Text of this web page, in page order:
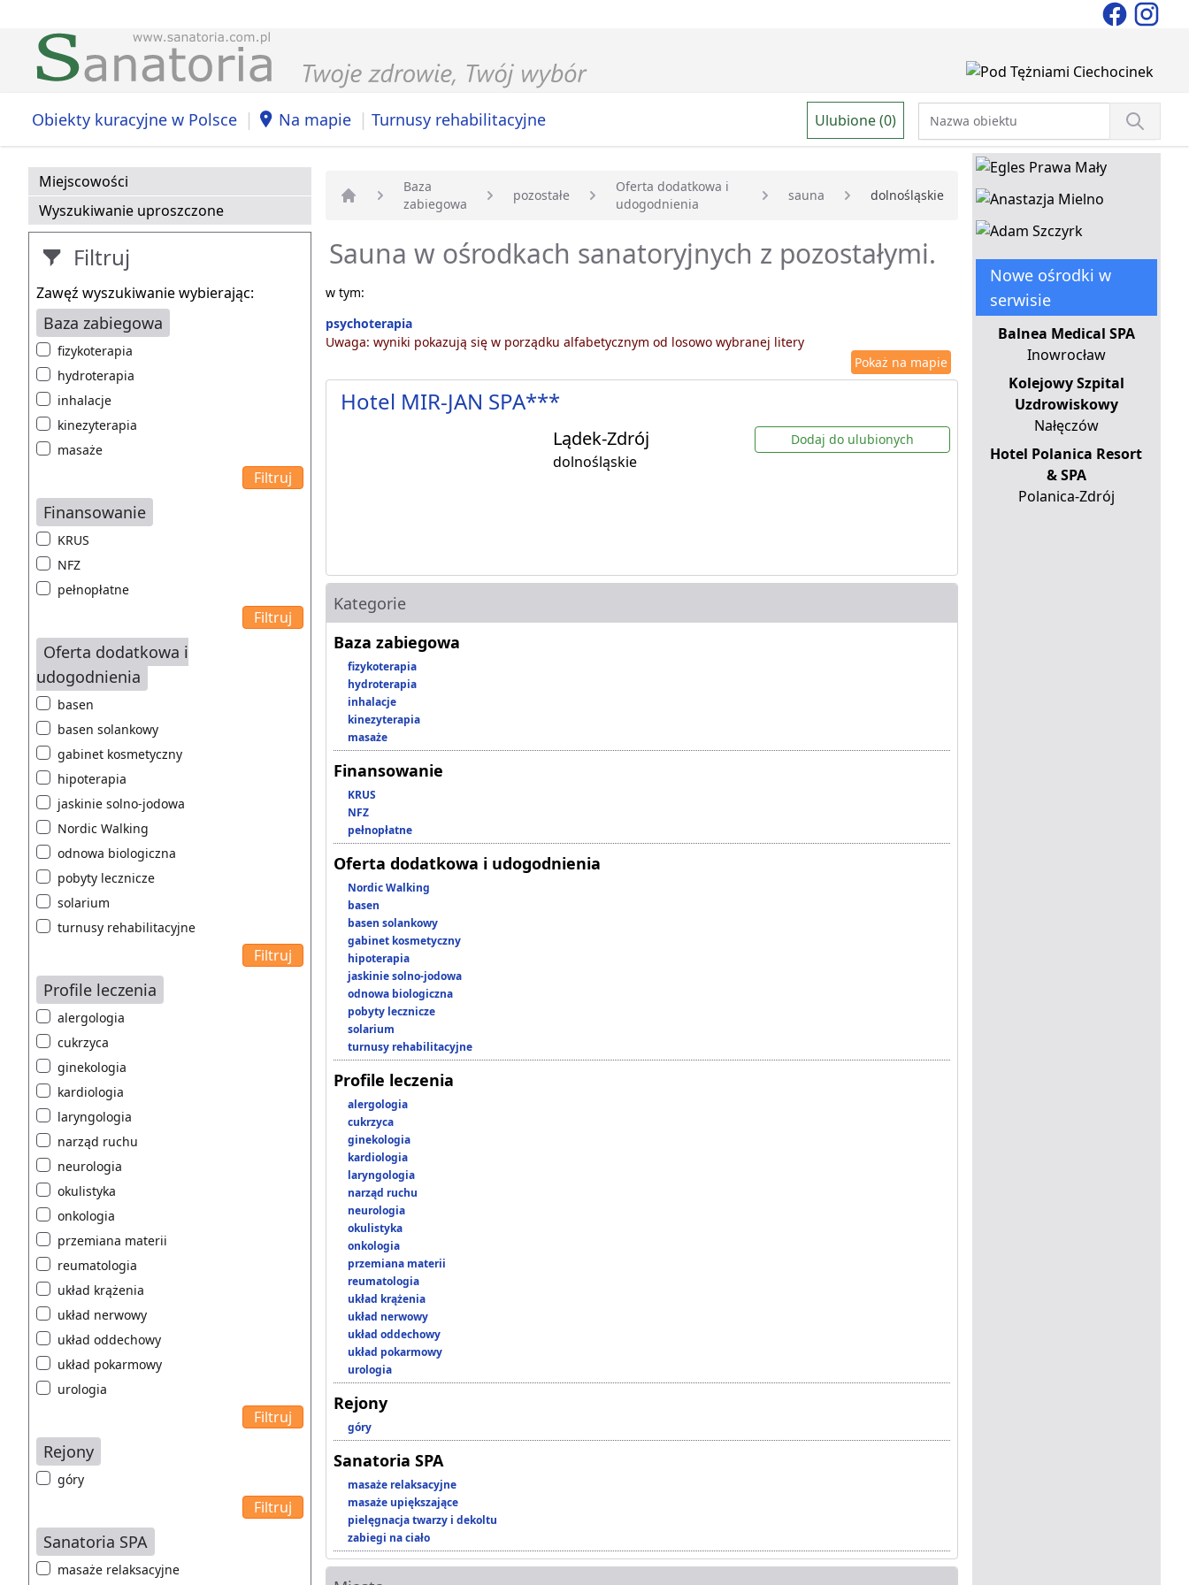
Obiekty kuracyjne w Polsce | Na mapie | Turnusy rehabilitacyjne Ulubione (0)
Miejscowości
Wyszukiwanie uproszczone
Filtruj
Zawęź wyszukiwanie wybierając:
Baza zabiegowa
fizykoterapia
hydroterapia
inhalacje
kinezyterapia
masaże
Finansowanie
KRUS
NFZ
pełnopłatne
Oferta dodatkowa i
udogodnienia
basen
basen solankowy
gabinet kosmetyczny
hipoterapia
jaskinie solno-jodowa
Nordic Walking
odnowa biologiczna
pobyty lecznicze
solarium
turnusy rehabilitacyjne
Profile leczenia
alergologia
cukrzyca
ginekologia
kardiologia
laryngologia
narząd ruchu
neurologia
okulistyka
onkologia
przemiana materii
reumatologia
układ krążenia
układ nerwowy
układ oddechowy
układ pokarmowy
urologia
Rejony
góry
Sanatoria SPA
masaże relaksacyjne
Strona główna
Baza
zabiegowa
pozostałe
Oferta dodatkowa i
udogodnienia
sauna dolnośląskie
Sauna w ośrodkach sanatoryjnych z pozostałymi.
w tym:
psychoterapia
Uwaga: wyniki pokazują się w porządku alfabetycznym od losowo wybranej litery
Pokaż na mapie
Hotel MIR-JAN SPA***
Lądek-Zdrój
dolnośląskie
Dodaj do ulubionych
Kategorie
Baza zabiegowa
fizykoterapia
hydroterapia
inhalacje
kinezyterapia
masaże
Finansowanie
KRUS
NFZ
pełnopłatne
Oferta dodatkowa i udogodnienia
Nordic Walking
basen
basen solankowy
gabinet kosmetyczny
hipoterapia
jaskinie solno-jodowa
odnowa biologiczna
pobyty lecznicze
solarium
turnusy rehabilitacyjne
Profile leczenia
alergologia
cukrzyca
ginekologia
kardiologia
laryngologia
narząd ruchu
neurologia
okulistyka
onkologia
przemiana materii
reumatologia
układ krążenia
układ nerwowy
układ oddechowy
układ pokarmowy
urologia
Rejony
góry
Sanatoria SPA
masaże relaksacyjne
masaże upiększające
pielęgnacja twarzy i dekoltu
zabiegi na ciało
Nowe ośrodki w
serwisie
Balnea Medical SPA
Inowrocław
Kolejowy Szpital
Uzdrowiskowy
Nałęczów
Hotel Polanica Resort
& SPA
Polanica-Zdrój